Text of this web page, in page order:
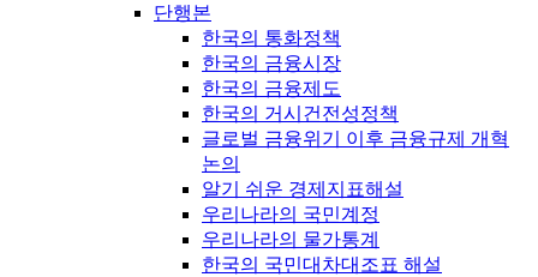
단행본
한국의 통화정책
한국의 금융시장
한국의 금융제도
한국의 거시건전성정책
글로벌 금융위기 이후 금융규제 개혁
논의
알기 쉬운 경제지표해설
우리나라의 국민계정
우리나라의 물가통계
한국의 국민대차대조표 해설